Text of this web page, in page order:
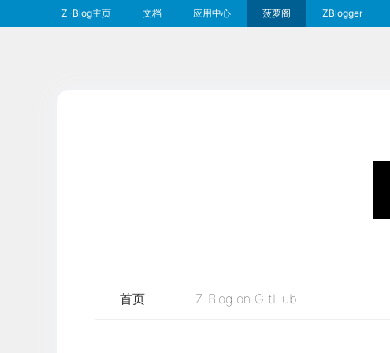
Z-Blog主页 文档 应用中心 菠萝阁 ZBlogger
首页 Z-Blog on GitHub